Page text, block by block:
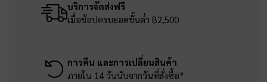
บริการจัดส่งฟรี
เมื่อช้อปครบยอดขั้นต่ำ ฿2,500
การคืน และการเปลี่ยนสินค้า
ภายใน 14 วันนับจากวันที่สั่งซื้อ*